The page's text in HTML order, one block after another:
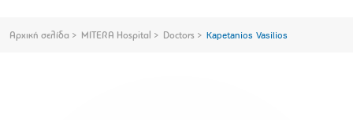
Αρχική σελίδα MITERA Hospital Doctors Kapetanios Vasilios